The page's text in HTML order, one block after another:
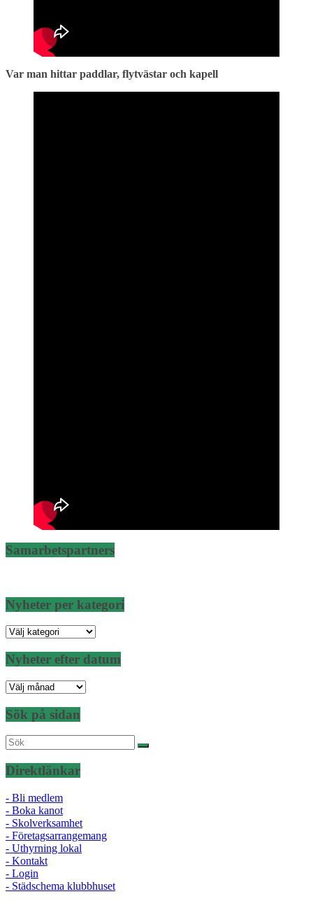
Var man hittar paddlar, flytvästar och kapell
Samarbetspartners
Nyheter per kategori
Nyheter
kategori
Nyheter efter datum
Nyheter
datum
Sök på sidan
Direktlänkar
- Bli medlem
- Boka kanot
- Skolverksamhet
- Företagsarrangemang
- Uthyrning lokal
- Kontakt
- Login
- Städschema klubbhuset